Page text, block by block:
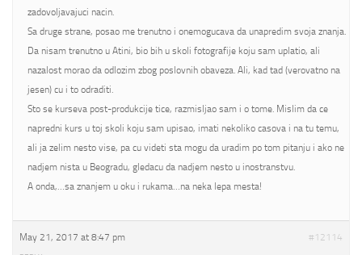
zadovoljavajuci nacin.
Sa druge strane, posao me trenutno i onemogucava da unapredim svoja znanja.
Da nisam trenutno u Atini, bio bih u skoli fotografije koju sam uplatio, ali
nazalost morao da odlozim zbog poslovnih obaveza. Ali, kad tad (verovatno na
jesen) cu i to odraditi.
Sto se kurseva post-produkcije tice, razmisljao sam i o tome. Mislim da ce
napredni kurs u toj skoli koju sam upisao, imati nekoliko casova i na tu temu,
ali ja zelim nesto vise, pa cu videti sta mogu da uradim po tom pitanju i ako ne
nadjem nista u Beogradu, gledacu da nadjem nesto u inostranstvu.
A onda,…sa znanjem u oku i rukama…na neka lepa mesta!
May 21, 2017 at 8:47 pm #12114